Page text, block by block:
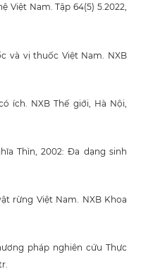
Việt Nam. Tập 64(5) 5.2022,
và vị thuốc Việt Nam. NXB
ích. NXB Thế giới, Hà Nội,
Thìn, 2002: Đa dạng sinh
rừng Việt Nam. NXB Khoa
pháp nghiên cứu Thực